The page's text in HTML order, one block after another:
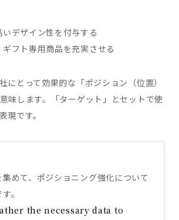
デザイン性を付与する
フト専用商品を充実させる
にとって効果的な「ポジション（位置）
味します。「ターゲット」とセットで使
現です。
めて、ポジショニング強化について
。
the necessary data to